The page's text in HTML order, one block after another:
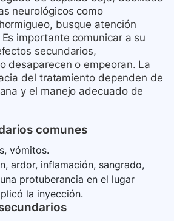
neurológicos como
busque atención
importante comunicar a su
secundarios,
desaparecen o empeoran. La
del tratamiento dependen de
y el manejo adecuado de
comunes
vómitos.
ardor, inflamación, sangrado,
protuberancia en el lugar
la inyección.